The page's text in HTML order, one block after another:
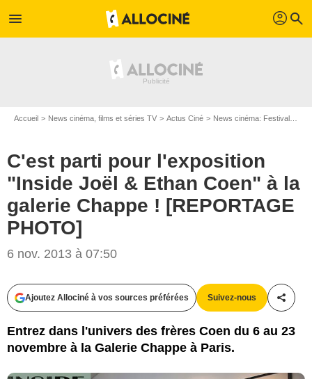
menu profil search
Accueil News cinéma, films et séries TV Actus Ciné News cinéma: Festivals
C'est parti pour l'exposition
"Inside Joël & Ethan Coen" à la
galerie Chappe ! [REPORTAGE
PHOTO]
6 nov. 2013 à 07:50
Ajoutez Allociné à vos sources préférées Suivez-nous
Entrez dans l'univers des frères Coen du 6 au 23
novembre à la Galerie Chappe à Paris.